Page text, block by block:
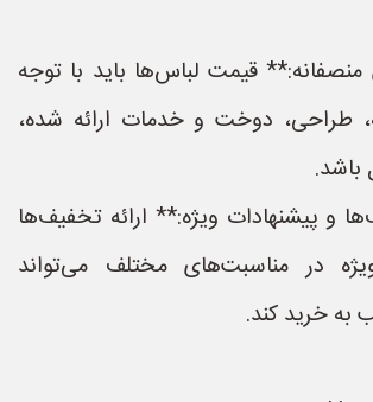
قیمت لباس‌ها باید با توجه
طراحی، دوخت و خدمات ارائه شده،
باشد.
و پیشنهادات ویژه:** ارائه تخفیف‌ها
در مناسبت‌های مختلف می‌تواند
به خرید کند.